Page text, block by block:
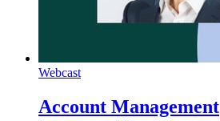
Webcast
Account Management